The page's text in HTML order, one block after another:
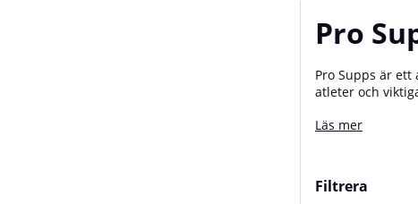
Pro
Pro Supps är
atleter och
än är har Pro
Läs mer
Filtrera